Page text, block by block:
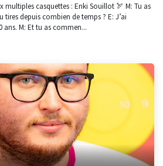
multiples casquettes : Enki Souillot 🏹 M: Tu as
tires depuis combien de temps ? E: J’ai
ans. M: Et tu as commen...